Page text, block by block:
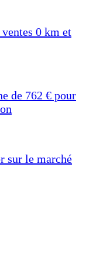
0 km et
de 762 € pour
sur le marché